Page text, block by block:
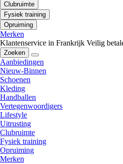
Clubruimte
Fysiek training
Opruiming
Merken
Klantenservice in Frankrijk Veilig
Zoeken
Aanbiedingen
Nieuw-Binnen
Schoenen
Kleding
Handballen
Vertegenwoordigers
Lifestyle
Uitrusting
Clubruimte
Fysiek training
Opruiming
Merken